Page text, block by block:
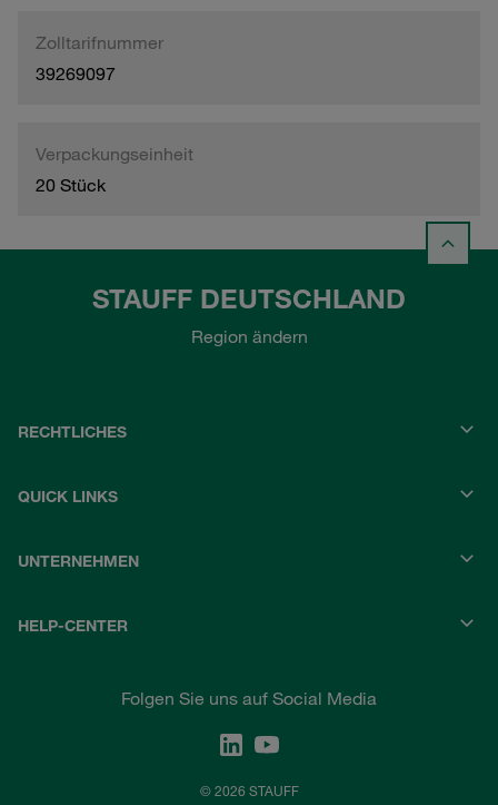
Zolltarifnummer
39269097
Verpackungseinheit
20 Stück
STAUFF DEUTSCHLAND
Region ändern
RECHTLICHES
QUICK LINKS
UNTERNEHMEN
HELP-CENTER
Folgen Sie uns auf Social Media
© 2026 STAUFF